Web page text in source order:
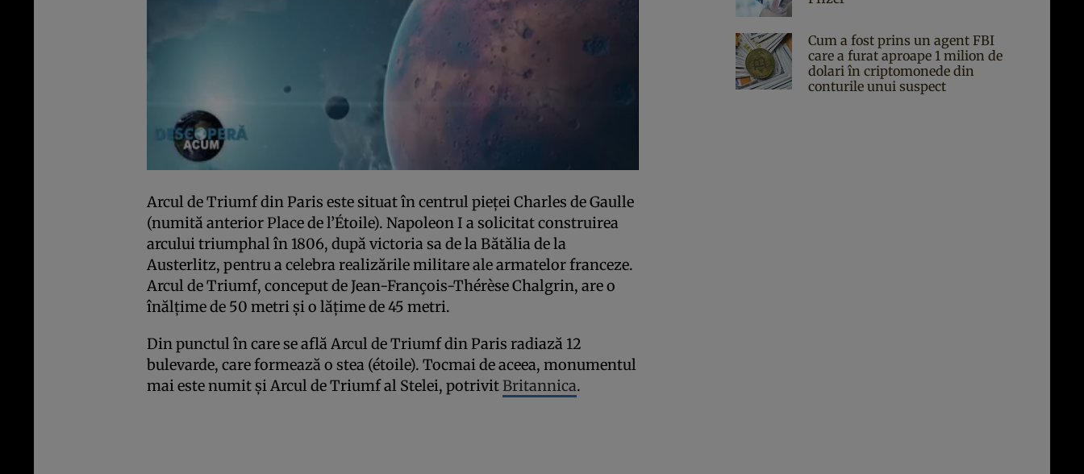
Arcul de Triumf din Paris este situat în centrul pieței Charles de Gaulle
(numită anterior Place de l’Étoile). Napoleon I a solicitat construirea
arcului triumphal în 1806, după victoria sa de la Bătălia de la
Austerlitz, pentru a celebra realizările militare ale armatelor franceze.
Arcul de Triumf, conceput de Jean-François-Thérèse Chalgrin, are o
înălțime de 50 metri și o lățime de 45 metri.
Din punctul în care se află Arcul de Triumf din Paris radiază 12
bulevarde, care formează o stea (étoile). Tocmai de aceea, monumentul
mai este numit și Arcul de Triumf al Stelei, potrivitBritannica.
Cum a fost prins un agent FBI
care a furat aproape 1 milion de
dolari în criptomonede din
conturile unui suspect